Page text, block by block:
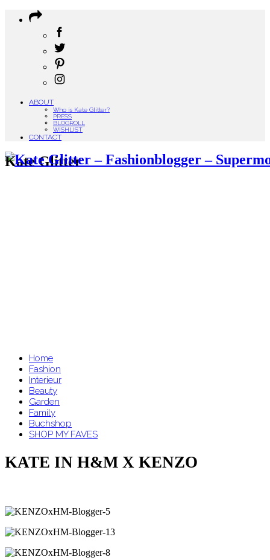
ABOUT
Who is Kate Glitter?
PRESS
BLOGROLL
WISHLIST
CONTACT
Kate Glitter
Home
Fashion
Interieur
Beauty
Garden
Family
Buchshop
SHOP MY FAVES
KATE IN H&M X KENZO